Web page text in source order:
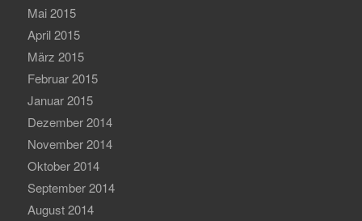
Mai 2015
April 2015
März 2015
Februar 2015
Januar 2015
Dezember 2014
November 2014
Oktober 2014
September 2014
August 2014